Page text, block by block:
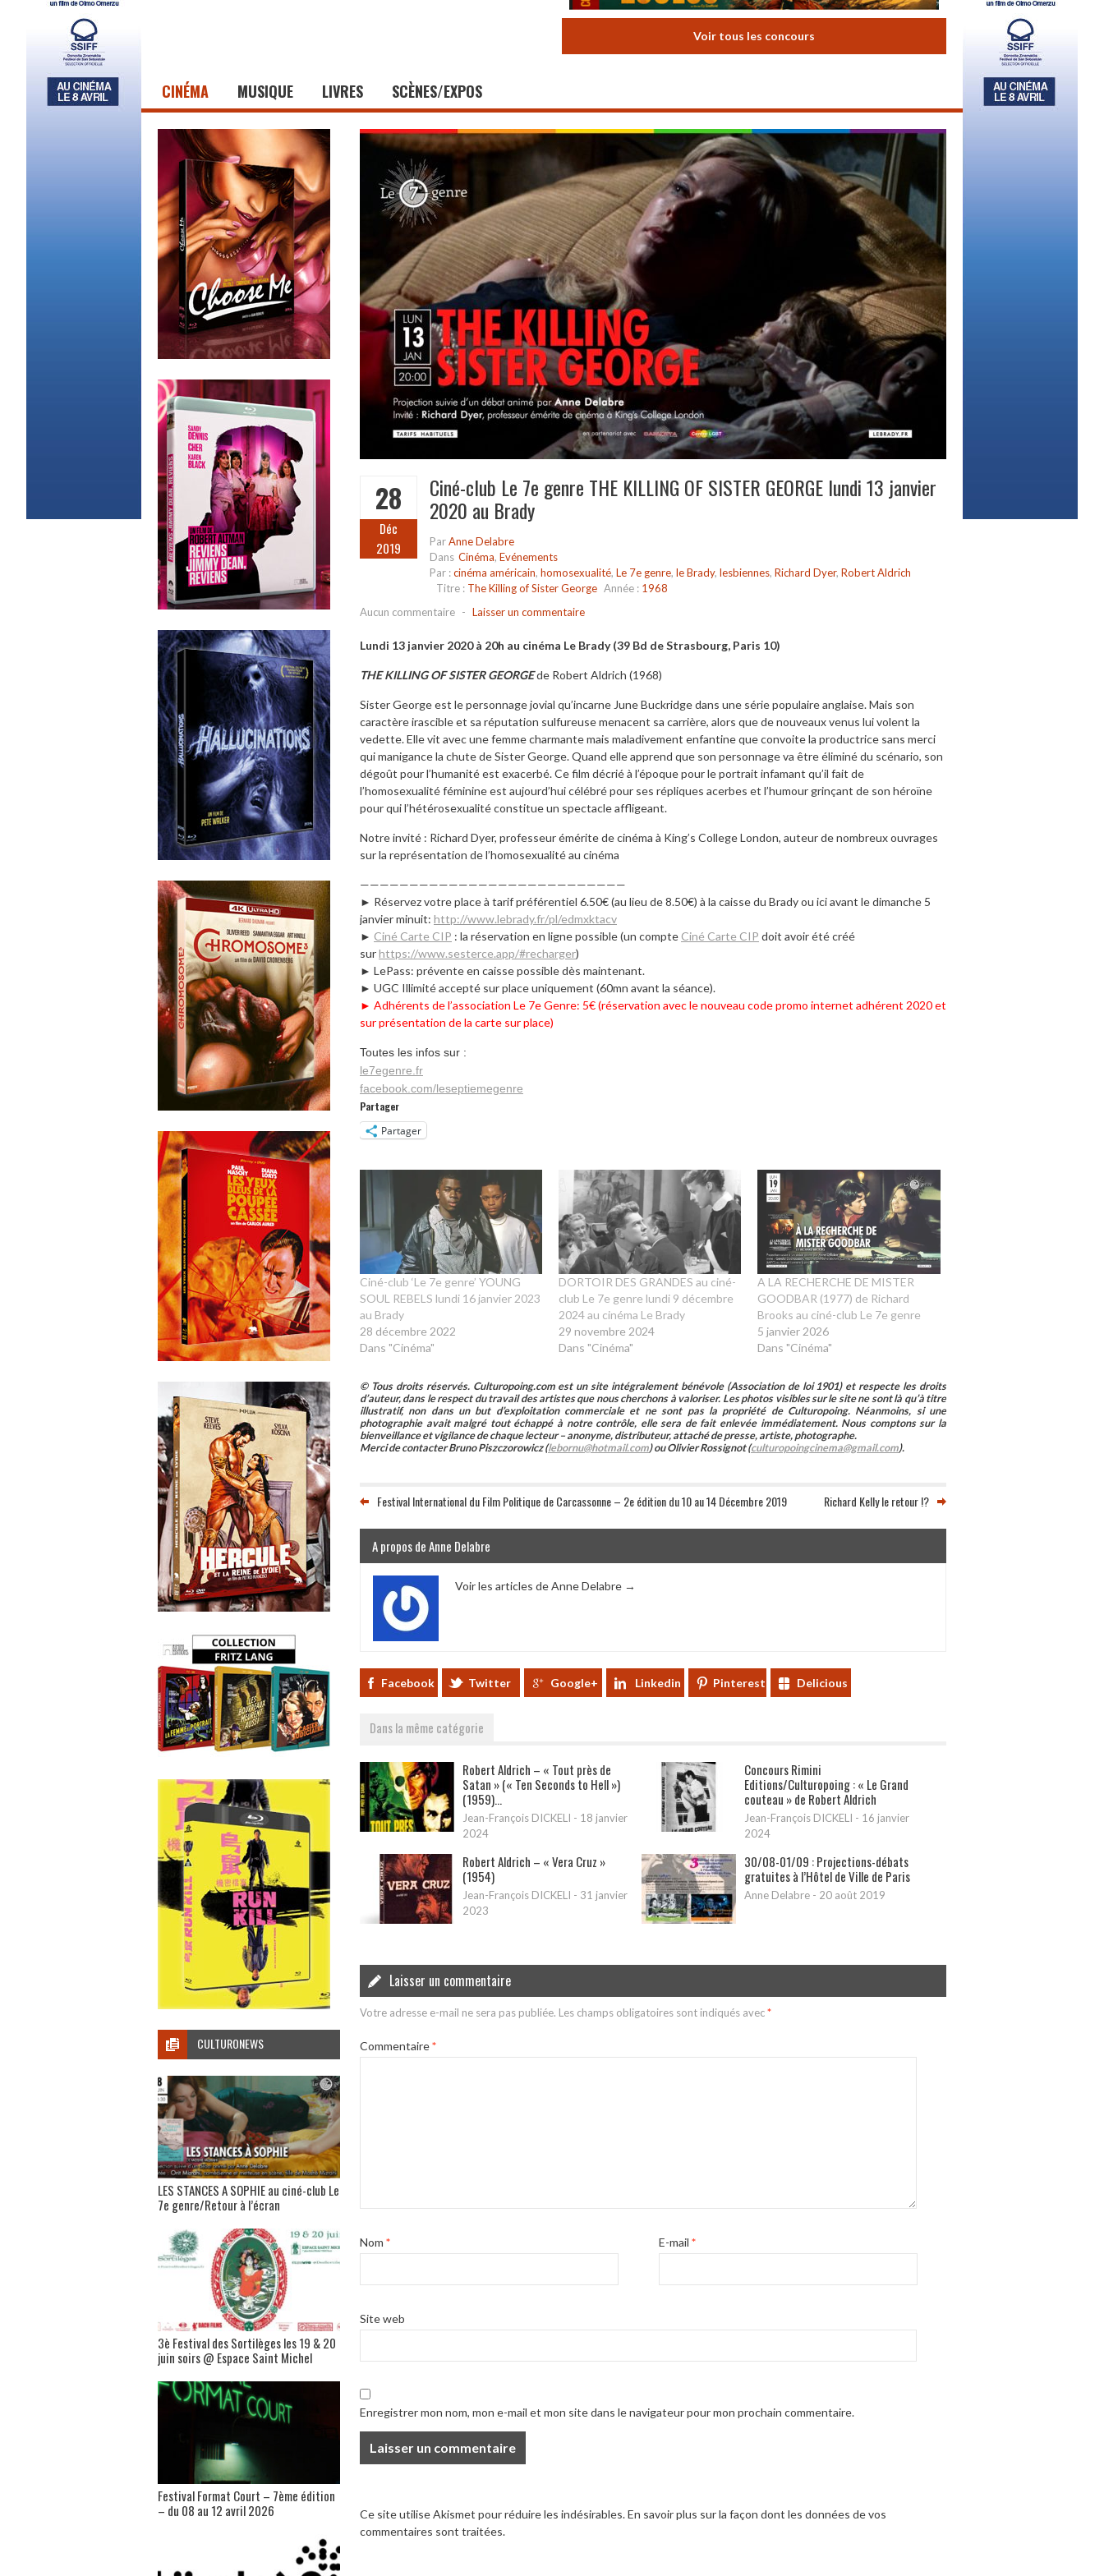
Voir tous les concours
CINÉMA MUSIQUE LIVRES SCÈNES/EXPOS
28
Déc
2019
Ciné-club Le 7e genre THE KILLING OF SISTER GEORGE lundi 13 janvier
2020 au Brady
ParAnne Delabre
Dans Cinéma, Evénements
Par :cinéma américain, homosexualité, Le 7e genre, le Brady, lesbiennes, Richard Dyer, Robert Aldrich
Titre : The Killing of Sister George Année : 1968
Aucun commentaire - Laisser un commentaire
Lundi 13 janvier 2020 à 20h au cinéma Le Brady (39 Bd de Strasbourg, Paris 10)
THE KILLING OF SISTER GEORGEde Robert Aldrich (1968)
Sister George est le personnage jovial qu’incarne June Buckridge dans une série populaire anglaise. Mais son
caractère irascible et sa réputation sulfureuse menacent sa carrière, alors que de nouveaux venus lui volent la
vedette. Elle vit avec une femme charmante mais maladivement enfantine que convoite la productrice sans merci
qui manigance la chute de Sister George. Quand elle apprend que son personnage va être éliminé du scénario, son
dégoût pour l’humanité est exacerbé. Ce film décrié à l’époque pour le portrait infamant qu’il fait de
l’homosexualité féminine est aujourd’hui célébré pour ses répliques acerbes et l’humour grinçant de son héroïne
pour qui l’hétérosexualité constitue un spectacle affligeant.
Notre invité : Richard Dyer, professeur émérite de cinéma à King’s College London, auteur de nombreux ouvrages
sur la représentation de l’homosexualité au cinéma
———————————————————————————
► Réservez votre place à tarif préférentiel 6.50€ (au lieu de 8.50€) à la caisse du Brady ou ici avant le dimanche 5
janvier minuit: http://www.lebrady.fr/pl/edmxktacv
► Ciné Carte CIP : la réservation en ligne possible (un compte Ciné Carte CIP doit avoir été créé
surhttps://www.sesterce.app/#recharger)
► LePass: prévente en caisse possible dès maintenant.
► UGC Illimité accepté sur place uniquement (60mn avant la séance).
► Adhérents de l’association Le 7e Genre: 5€ (réservation avec le nouveau code promo internet adhérent 2020 et
sur présentation de la carte sur place)
Toutes les infos sur :
le7egenre.fr
facebook.com/leseptiemegenre
Partager
Partager
Ciné-club ‘Le 7e genre’ YOUNG
SOUL REBELS lundi 16 janvier 2023
au Brady
28 décembre 2022
Dans "Cinéma"
DORTOIR DES GRANDES au ciné-
club Le 7e genre lundi 9 décembre
2024 au cinéma Le Brady
29 novembre 2024
Dans "Cinéma"
A LA RECHERCHE DE MISTER
GOODBAR (1977) de Richard
Brooks au ciné-club Le 7e genre
5 janvier 2026
Dans "Cinéma"
© Tous droits réservés. Culturopoing.com est un site intégralement bénévole (Association de loi 1901) et respecte les droits
d’auteur, dans le respect du travail des artistes que nous cherchons à valoriser. Les photos visibles sur le site ne sont là qu’à titre
illustratif, non dans un but d’exploitation commerciale et ne sont pas la propriété de Culturopoing. Néanmoins, si une
photographie avait malgré tout échappé à notre contrôle, elle sera de fait enlevée immédiatement. Nous comptons sur la
bienveillance et vigilance de chaque lecteur – anonyme, distributeur, attaché de presse, artiste, photographe.
Merci de contacter Bruno Piszczorowicz (lebornu@hotmail.com) ou Olivier Rossignot (culturopoingcinema@gmail.com).
Festival International du Film Politique de Carcassonne – 2e édition du 10 au 14 Décembre 2019 Richard Kelly le retour !?
A propos de Anne Delabre
Voir les articles de Anne Delabre →
Facebook Twitter Google+ Linkedin Pinterest Delicious
Dans la même catégorie
Robert Aldrich – « Tout près de
Satan » (« Ten Seconds to Hell »)
(1959)...
Jean-François DICKELI - 18 janvier
2024
Concours Rimini
Editions/Culturopoing : « Le Grand
couteau » de Robert Aldrich
Jean-François DICKELI - 16 janvier
2024
Robert Aldrich – « Vera Cruz »
(1954)
Jean-François DICKELI - 31 janvier
2023
30/08-01/09 : Projections-débats
gratuites à l’Hôtel de Ville de Paris
Anne Delabre- 20 août 2019
Laisser un commentaire
Votre adresse e-mail ne sera pas publiée. Les champs obligatoires sont indiqués avec*
Commentaire*
Nom * E-mail*
Site web
Enregistrer mon nom, mon e-mail et mon site dans le navigateur pour mon prochain commentaire.
Ce site utilise Akismet pour réduire les indésirables.En savoir plus sur la façon dont les données de vos
commentaires sont traitées.
CULTURONEWS
LES STANCES A SOPHIE au ciné-club Le
7e genre/Retour à l’écran
3è Festival des Sortilèges les 19 & 20
juin soirs @ Espace Saint Michel
Festival Format Court – 7ème édition
– du 08 au 12 avril 2026